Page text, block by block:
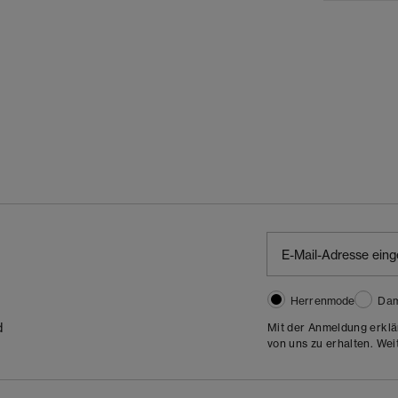
Herrenmode
Mit der Anmeldung
von uns zu erhalten.